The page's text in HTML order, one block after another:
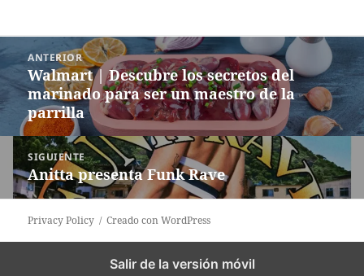
Navegación
de
entradas
ANTERIOR
Entrada
anterior:
Walmart | Descubre los secretos del
marinado para ser un maestro de la
parrilla
SIGUIENTE
Siguiente
entrada:
Anitta presenta Funk Rave
Privacy Policy Creado con WordPress
Salir de la versión móvil